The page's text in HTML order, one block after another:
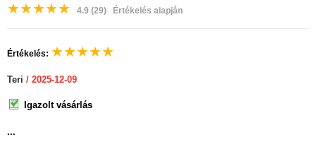
★★★★★ 4.9 (29) Értékelés alapján
Értékelés: ★★★★★
Teri / 2025-12-09
Igazolt vásárlás
...